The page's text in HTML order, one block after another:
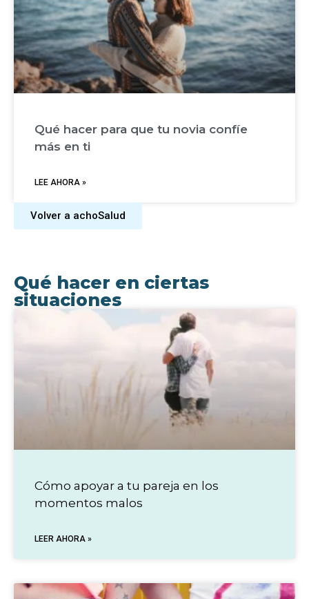
Qué hacer para que tu novia confíe
más en ti
LEE AHORA »
Volver a achoSalud
Qué hacer en ciertas
situaciones
Cómo apoyar a tu pareja en los
momentos malos
LEER AHORA »